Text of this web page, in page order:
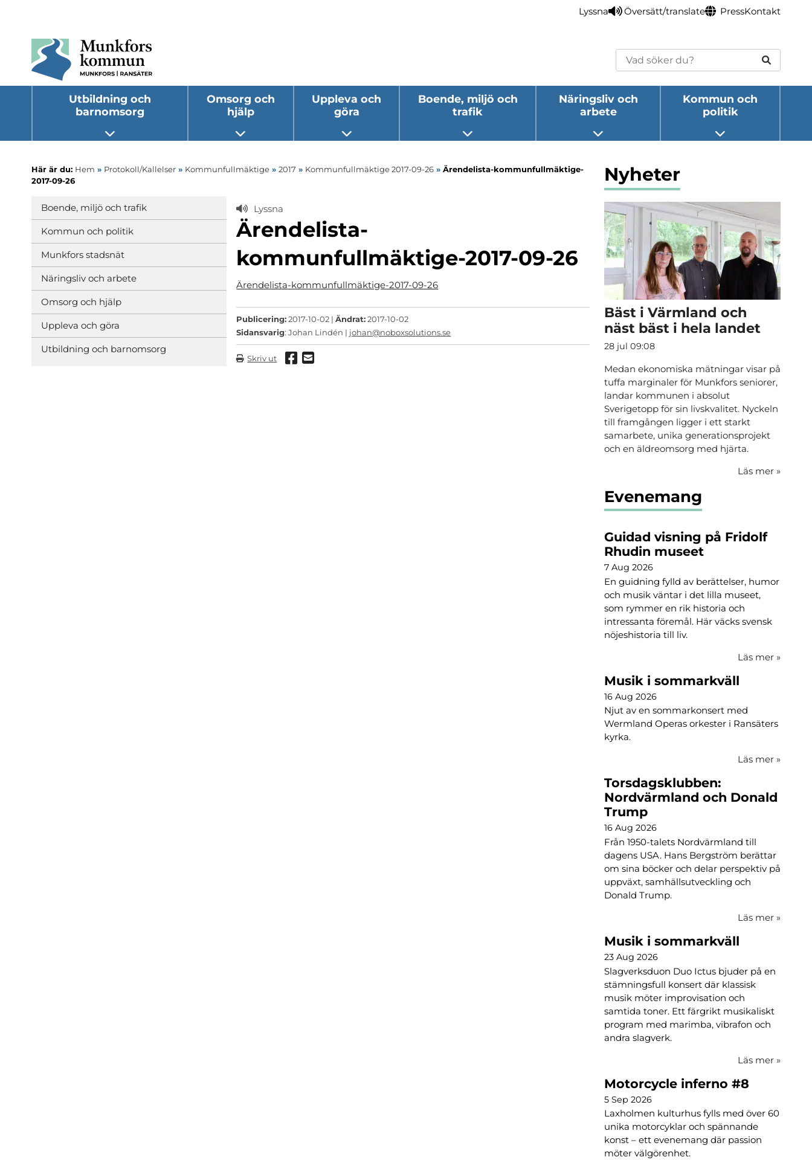
Lyssna Översätt/translate PressKontakt
Sök
Utbildning och
barnomsorg
Öppna undermeny
Omsorg och
hjälp
Öppna undermeny
Uppleva och
göra
Öppna undermeny
Boende, miljö och
trafik
Öppna undermeny
Näringsliv och
arbete
Öppna undermeny
Kommun och
politik
Öppna undermeny
Här är du: Hem » Protokoll/Kallelser » Kommunfullmäktige » 2017 » Kommunfullmäktige 2017-09-26 » Ärendelista-kommunfullmäktige-
2017-09-26
Boende, miljö och trafik
Kommun och politik
Munkfors stadsnät
Näringsliv och arbete
Omsorg och hjälp
Uppleva och göra
Utbildning och barnomsorg
Lyssna
Ärendelista-
kommunfullmäktige-2017-09-26
Ärendelista-kommunfullmäktige-2017-09-26
Publicering:2017-10-02 |Ändrat:2017-10-02
Sidansvarig: Johan Lindén | johan@noboxsolutions.se
Skriv ut Dela via Facebook
Dela via mail
Nyheter
Bäst i Värmland och
näst bäst i hela landet
28 jul 09:08
Medan ekonomiska mätningar visar på
tuffa marginaler för Munkfors seniorer,
landar kommunen i absolut
Sverigetopp för sin livskvalitet. Nyckeln
till framgången ligger i ett starkt
samarbete, unika generationsprojekt
och en äldreomsorg med hjärta.
Läs mer »
Evenemang
Guidad visning på Fridolf
Rhudin museet
7 Aug 2026
En guidning fylld av berättelser, humor
och musik väntar i det lilla museet,
som rymmer en rik historia och
intressanta föremål. Här väcks svensk
nöjeshistoria till liv.
Läs mer »
Musik i sommarkväll
16 Aug 2026
Njut av en sommarkonsert med
Wermland Operas orkester i Ransäters
kyrka.
Läs mer »
Torsdagsklubben:
Nordvärmland och Donald
Trump
16 Aug 2026
Från 1950-talets Nordvärmland till
dagens USA. Hans Bergström berättar
om sina böcker och delar perspektiv på
uppväxt, samhällsutveckling och
Donald Trump.
Läs mer »
Musik i sommarkväll
23 Aug 2026
Slagverksduon Duo Ictus bjuder på en
stämningsfull konsert där klassisk
musik möter improvisation och
samtida toner. Ett färgrikt musikaliskt
program med marimba, vibrafon och
andra slagverk.
Läs mer »
Motorcycle inferno #8
5 Sep 2026
Laxholmen kulturhus fylls med över 60
unika motorcyklar och spännande
konst – ett evenemang där passion
möter välgörenhet.